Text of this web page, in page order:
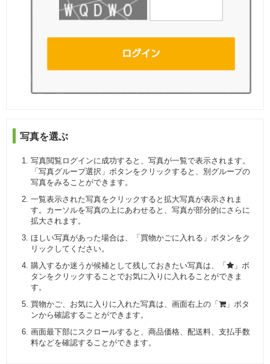
写真を選ぶ
写真閲覧ログインに成功すると、写真が一覧で表示されます。
「写真グループ選択」ボタンをクリックすると、別グループの
写真をみることができます。
一覧表示された写真をクリックすると拡大写真が表示されま
す。カーソルを写真の上にあわせると、写真が部分的にさらに
拡大されます。
ほしい写真があった場合は、「買物かごに入れる」ボタンをク
リックしてください。
購入するか迷うが候補として残しておきたい写真は、「
」ボ
タンをクリックすることでお気に入りに入れることができま
す。
買物かご、お気に入りに入れた写真は、画面右上の「
」ボタ
ンから確認することができます。
画面最下部にスクロールすると、商品価格、配送料、支払手数
料などを確認することができます。